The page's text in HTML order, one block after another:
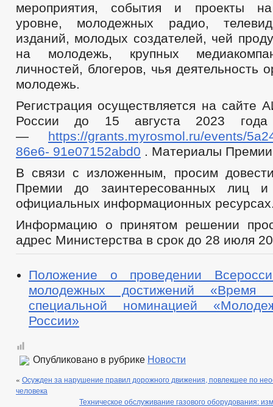
мероприятия, события и проекты на
уровне, молодежных радио,
изданий, молодых создателей, чей
на молодежь, крупных
личностей, блогеров, чья деятельность
молодежь.
Регистрация осуществляется на
России до 15 августа 2023 года
— https://grants.myrosmol.ru/events/
86e6- 91e07152abd0 . Материалы Премии
В связи с изложенным, просим
Премии до заинтересованных лиц и
официальных информационных
Информацию о принятом решении
адрес Министерства в срок до 28 июля
Положение о проведении
молодежных достижений «Время
специальной номинацией
России»
Опубликовано в рубрике Новости
« Осужден за нарушение правил дорожного движения, повлекшее по
человека
Техническое обслуживание газового оборудования: